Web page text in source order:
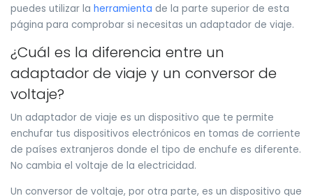
puedes utilizar la herramienta de la parte superior de esta
página para comprobar si necesitas un adaptador de viaje.
¿Cuál es la diferencia entre un
adaptador de viaje y un conversor de
voltaje?
Un adaptador de viaje es un dispositivo que te permite
enchufar tus dispositivos electrónicos en tomas de corriente
de países extranjeros donde el tipo de enchufe es diferente.
No cambia el voltaje de la electricidad.
Un conversor de voltaje, por otra parte, es un dispositivo que